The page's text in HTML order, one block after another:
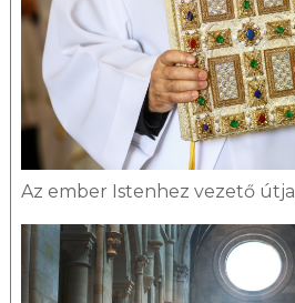
Az ember Istenhez vezető útja